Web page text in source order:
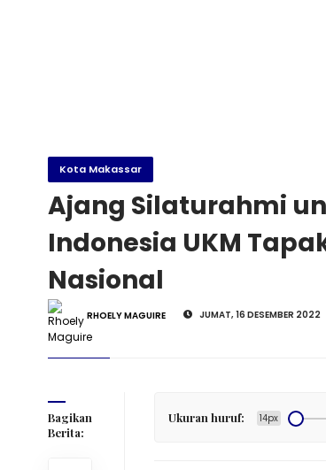
Kota Makassar
Ajang Silaturahmi
Indonesia UKM
Nasional
RHOELY MAGUIRE JUMAT, 16 DESEMBER 2022
Bagikan
Berita:
Ukuran huruf: 14px